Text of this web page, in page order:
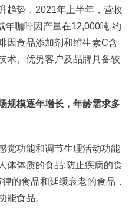
趋势，2021年上半年，营收
年咖啡因产量在12,000吨,约
因食品添加剂和维生素C含
术、优势客户及品牌具备较
规模逐年增长，年龄需求多
觉功能和调节生理活动功能
体体质的食品;防止疾病的食
的食品和延缓衰老的食品，
能食品。